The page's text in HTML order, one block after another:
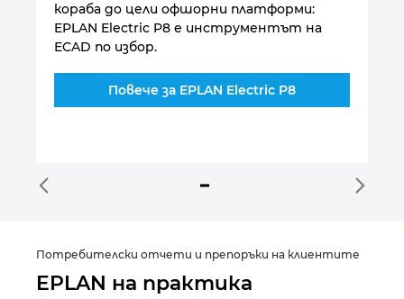
кораба до цели офшорни платформи:
EPLAN Electric P8 е инструментът на
ECAD по избор.
Повече за EPLAN Electric P8
Потребителски отчети и препоръки на клиентите
EPLAN на практика